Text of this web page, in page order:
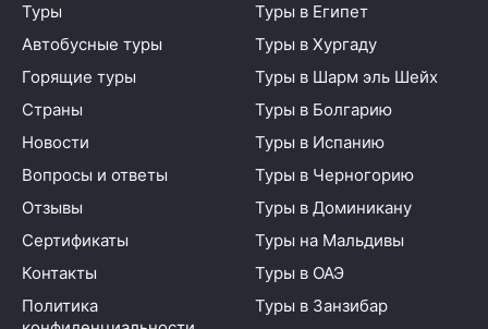
Туры
Автобусные туры
Горящие туры
Страны
Новости
Вопросы и ответы
Отзывы
Сертификаты
Контакты
Политика
Туры в Египет
Туры в Хургаду
Туры в Шарм эль Шейх
Туры в Болгарию
Туры в Испанию
Туры в Черногорию
Туры в Доминикану
Туры на Мальдивы
Туры в ОАЭ
Туры в Занзибар